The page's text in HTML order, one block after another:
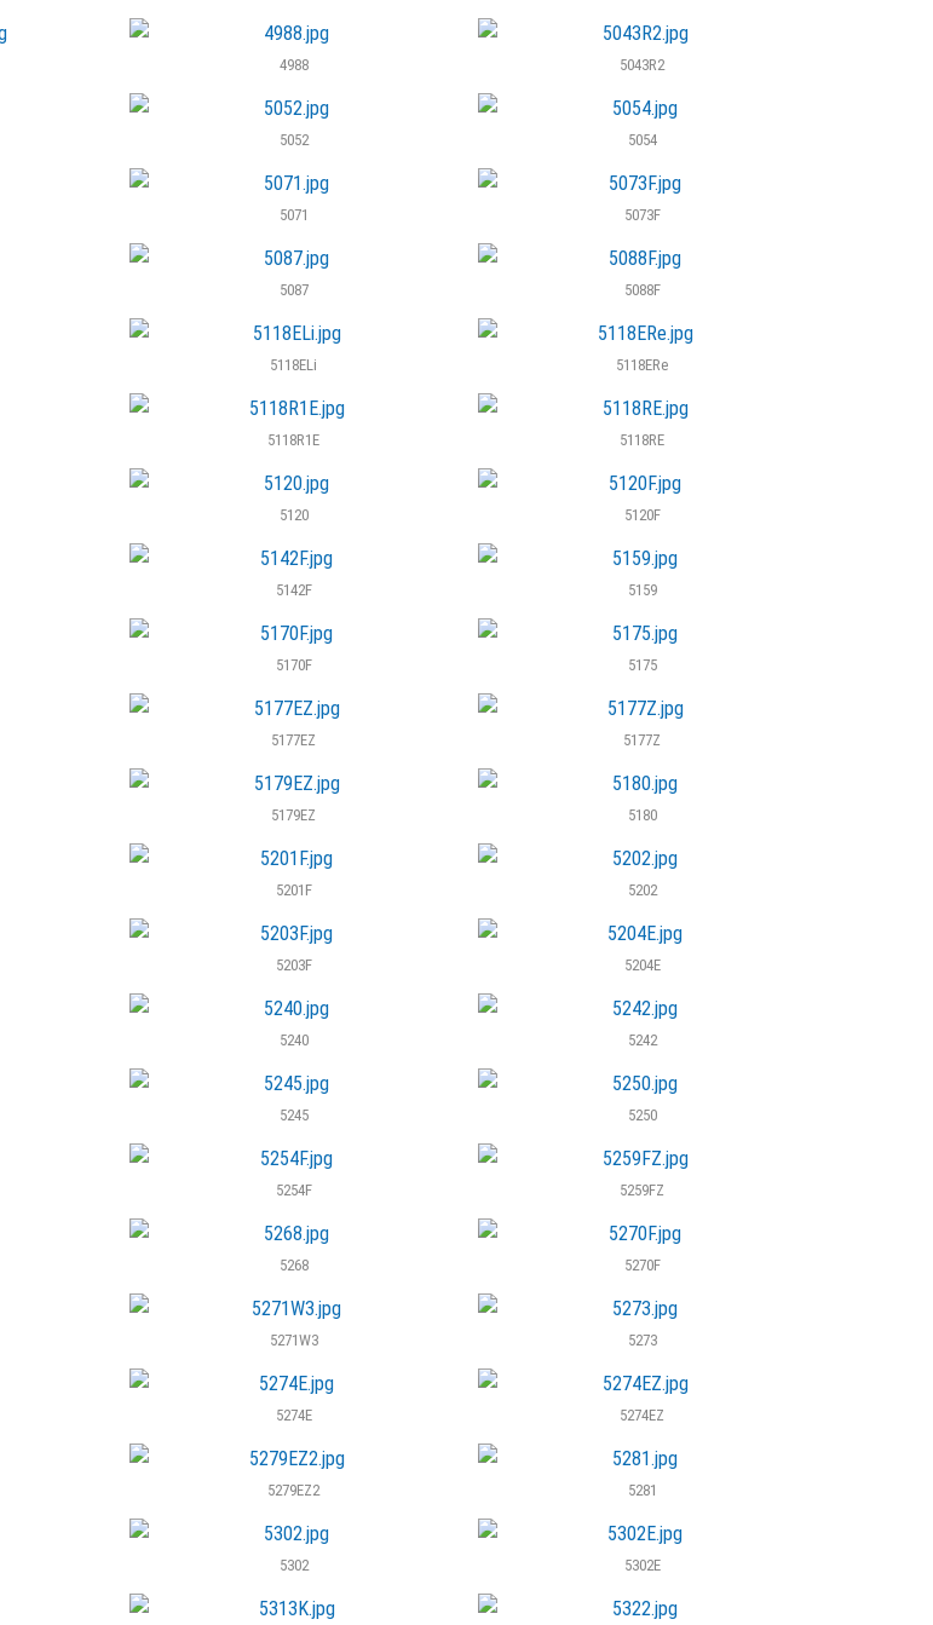
4988 5043R2
5052 5054
5071 5073F
5087 5088F
5118ELi 5118ERe
5118R1E 5118RE
5120 5120F
5142F 5159
5170F 5175
5177EZ 5177Z
5179EZ 5180
5201F 5202
5203F 5204E
5240 5242
5245 5250
5254F 5259FZ
5268 5270F
5271W3 5273
5274E 5274EZ
5279EZ2 5281
5302 5302E